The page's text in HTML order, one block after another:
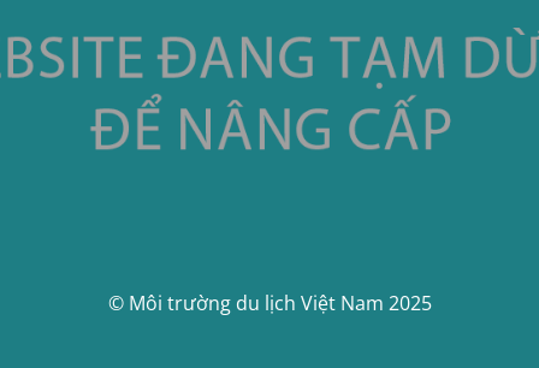
© Môi trường du lịch Việt Nam 2025